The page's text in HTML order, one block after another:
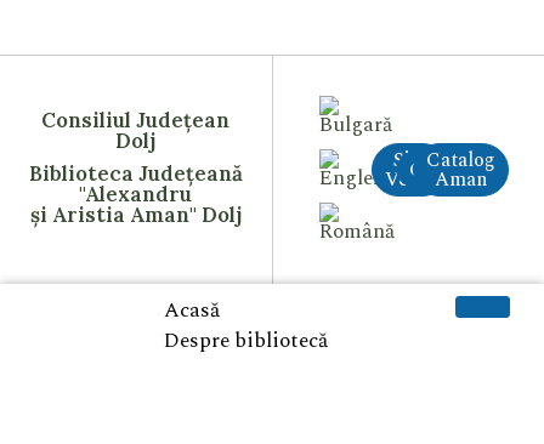
Consiliul Județean
Dolj
Biblioteca Județeană
"Alexandru
și Aristia Aman" Dolj
Site
VechiCreAI
Catalog
Aman
Acasă
Despre bibliotecă